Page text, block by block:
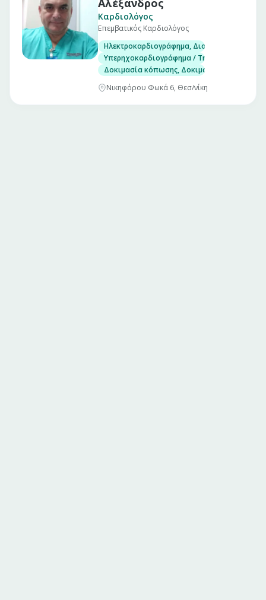
Αλέξανδρος
Καρδιολόγος
Επεμβατικός Καρδιολόγος
Ηλεκτροκαρδιογράφημα, Διοισοφάγειο
Υπερηχοκαρδιογράφημα / Triplex
Δοκιμασία κόπωσης, Δοκιμασία ανάκλισης
Νικηφόρου Φωκά 6, Θεσ/νίκη